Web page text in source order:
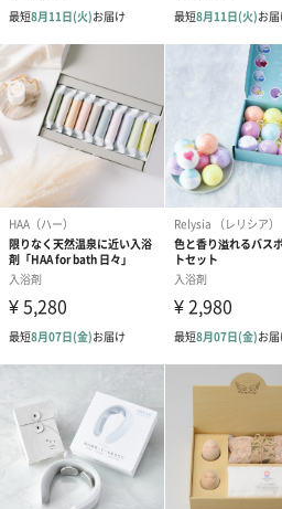
全身浴はもちろん、ネイルケアやス
けます。
大切な方への贈り物に
お誕生日、記念日、またはちょっと
ギフトセット」は、セルフケアとリラ
方への理想的なギフトです。
使いやすいハンドタオルとバラエテ
贈り物として喜ばれること間違いあ
Lifetrim（ライフトリム）
「私らしく、心地よく、ととのえ